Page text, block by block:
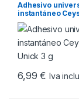
Adhesivo
instantáneo
3 g
6,99€ Iva